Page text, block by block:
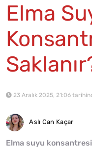
Elma
23 Aralık 2025, 21:06
Aslı Can Kaçar
Elma suyu